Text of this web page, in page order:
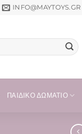
INFO@MAYTOYS.GR
ΠΑΙΔΙΚΌ ΔΩΜΆΤΙΟ